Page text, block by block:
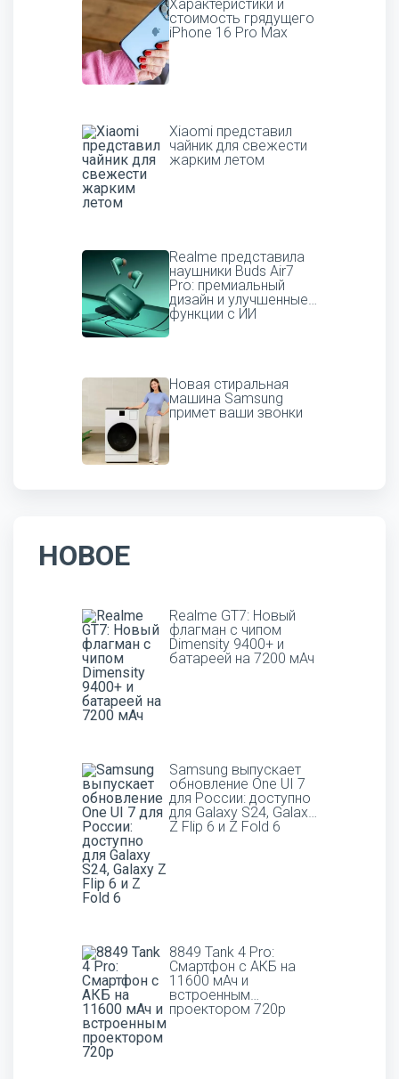
Характеристики и
стоимость грядущего
iPhone 16 Pro Max
Xiaomi представил
чайник для свежести
жарким летом
Realme представила
наушники Buds Air7
Pro: премиальный
дизайн и улучшенные
функции с ИИ
Новая стиральная
машина Samsung
примет ваши звонки
НОВОЕ
Realme GT7: Новый
флагман с чипом
Dimensity 9400+ и
батареей на 7200 мАч
Samsung выпускает
обновление One UI 7
для России: доступно
для Galaxy S24, Galaxy
Z Flip 6 и Z Fold 6
8849 Tank 4 Pro:
Смартфон с АКБ на
11600 мАч и
встроенным
проектором 720p